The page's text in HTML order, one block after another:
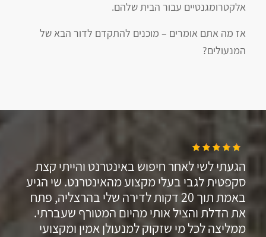
אלקטרומגנטיים עבור הבית שלהם.
אז מה אתם אומרים – מוכנים להתקדם לדור הבא של
המנעולים?
הגעתי לשי לאחר חיפוש באינטרנט והייתי קצת
סקפטית לגבי בעלי מקצוע מהאינטרנט. שי הגיע
באמת תוך 20 דקות לדירה שלי בהרצליה, פתח
את הדלת והציל אותי מהיום המטורף שעברתי.
ממליצה לכל מי שזקוק למנעולן אמין ומקצועי